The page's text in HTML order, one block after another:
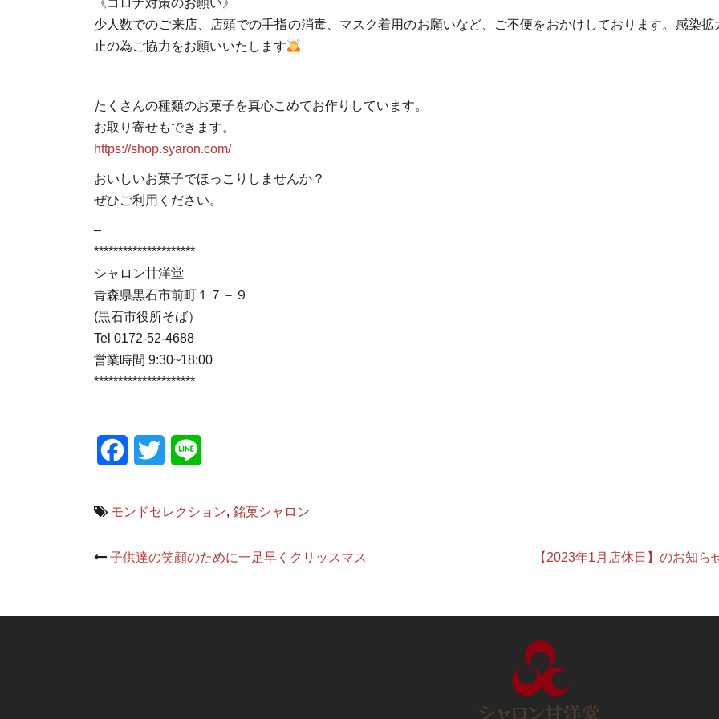
《コロナ対策のお願い》
少人数でのご来店、店頭での手指の消毒、マスク着用のお願いなど、ご不便をおかけしております。感染拡
止の為ご協力をお願いいたします
たくさんの種類のお菓子を真心こめてお作りしています。
お取り寄せもできます。
https://shop.syaron.com/
おいしいお菓子でほっこりしませんか？
ぜひご利用ください。
–
*********************
シャロン甘洋堂
青森県黒石市前町１７－９
(黒石市役所そば）
Tel 0172-52-4688
営業時間 9:30~18:00
*********************
FacebookTwitter
モンドセレクション, 銘菓シャロン
Post
子供達の笑顔のために一足早くクリッスマス 【2023年1月店休日】のお知ら